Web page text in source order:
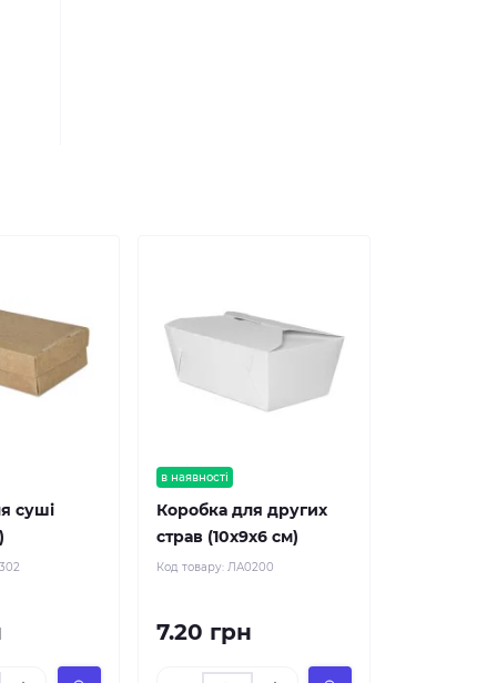
суші
в наявності
Коробка для других
страв (10х9х6 см)
Код товару: ЛА0200
7.20 грн